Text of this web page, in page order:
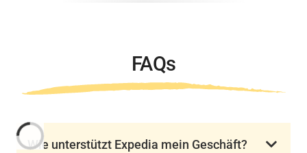
FAQs
Wie unterstützt Expedia mein Geschäft?